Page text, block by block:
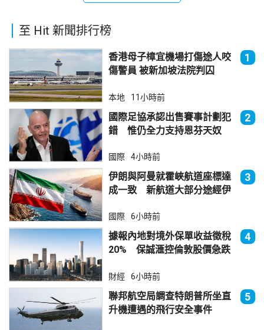
至 Hit 新聞排行榜
香港母子樟宜機場打傷途人咬
傷警員 被新加坡法院判囚
1
本地 11小時前
國際足協承認出售賽事計劃犯
錯 惟仍全力支持恩芬天奴
2
國際 4小時前
伊朗與阿曼就霍峽航道座標達
成一致 新航道大部分途經伊
3
國際 6小時前
據報內地對境外保單收益徵稅
20% 保誠滙控倫敦股價急跌
4
財經 6小時前
聯邦航空局調查特朗普所坐直
升機遭遇的飛行安全事件
5